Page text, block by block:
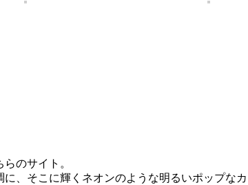
のサイト。
、そこに輝くネオンのような明るいポップなカ